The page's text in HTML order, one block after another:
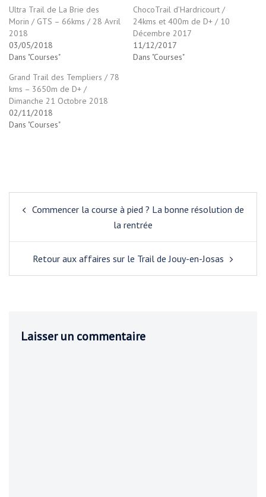
Ultra Trail de La Brie des
Morin / GTS – 66kms / 28 Avril
2018
03/05/2018
Dans "Courses"
ChocoTrail d’Hardricourt /
24kms et 400m de D+ / 10
Décembre 2017
11/12/2017
Dans "Courses"
Grand Trail des Templiers / 78
kms – 3650m de D+ /
Dimanche 21 Octobre 2018
02/11/2018
Dans "Courses"
d’article
Commencer la course à pied ? La bonne résolution de
la rentrée
Retour aux affaires sur le Trail de Jouy-en-Josas
Laisser un commentaire